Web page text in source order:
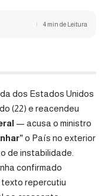
4 min de Leitura
dos Estados Unidos
(22) e reacendeu
— acusa o ministro
o País no exterior
de instabilidade.
confirmado
repercutiu